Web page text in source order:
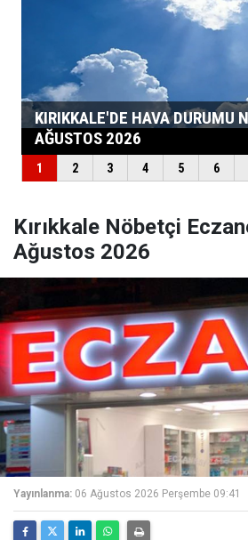
Kırıkkale Nöbetçi
Ağustos 2026
Yayınlanma: 06 Ağustos 2026 Perşembe 09:41